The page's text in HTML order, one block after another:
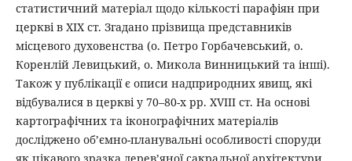
статистичний матеріал щодо кількості парафіян при
церкві в ХІХ ст. Згадано прізвища представників
місцевого духовенства (о. Петро Горбачевський, о.
Коренлій Левицький, о. Микола Винницький та інші).
Також у публікації є описи надприродних явищ, які
відбувалися в церкві у 70–80-х рр. XVIIІ ст. На основі
картографічних та іконографічних матеріалів
досліджено об’ємно-планувальні особливості споруди